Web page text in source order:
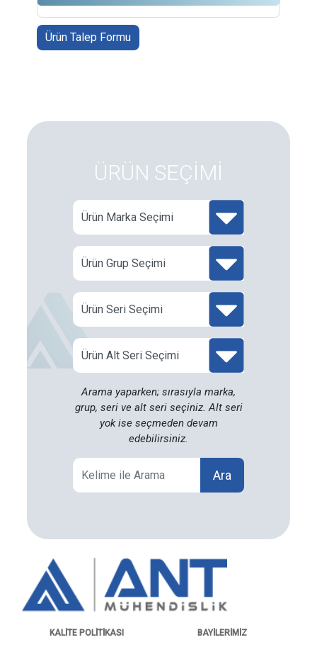
Ürün Talep Formu
ÜRÜN SEÇİMİ
Arama yaparken; sırasıyla marka,
grup, seri ve alt seri seçiniz. Alt seri
yok ise seçmeden devam
edebilirsiniz.
Ara
KALITE POLITIKASI BAYILERIMIZ